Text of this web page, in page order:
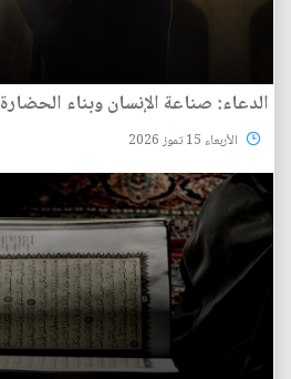
الدعاء: صناعة الإنسان وبناء الحضارة
الأربعاء 15 تموز 2026